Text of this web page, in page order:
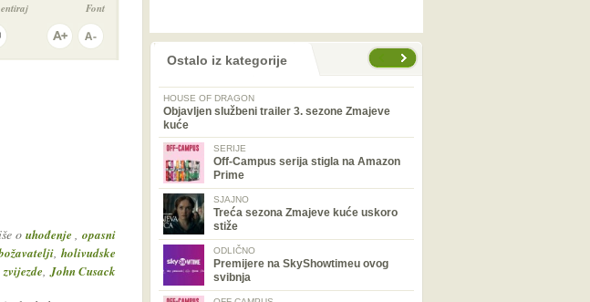
Font
o uhođenje , opasni
, holivudske
zvijezde,John Cusack
Ostalo iz kategorije
HOUSE OF DRAGON
Objavljen službeni trailer 3. sezone Zmajeve
kuće
SERIJE
Off-Campus serija stigla na Amazon
Prime
SJAJNO
Treća sezona Zmajeve kuće uskoro
stiže
ODLIČNO
Premijere na SkyShowtimeu ovog
svibnja